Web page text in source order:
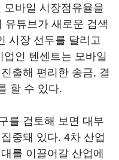
바일 시장점유율을
유튜브가 새로운 검색
시장 선두를 달리고
인 텐센트는 모바일
출해 편리한 송금, 결
할 수 있다.
를 검토해 보면 대부
중돼 있다. 4차 산업
를 이끌어갈 산업에